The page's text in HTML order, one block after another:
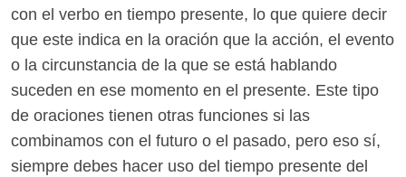
con el verbo en tiempo presente, lo que quiere decir
que este indica en la oración que la acción, el evento
o la circunstancia de la que se está hablando
suceden en ese momento en el presente. Este tipo
de oraciones tienen otras funciones si las
combinamos con el futuro o el pasado, pero eso sí,
siempre debes hacer uso del tiempo presente del